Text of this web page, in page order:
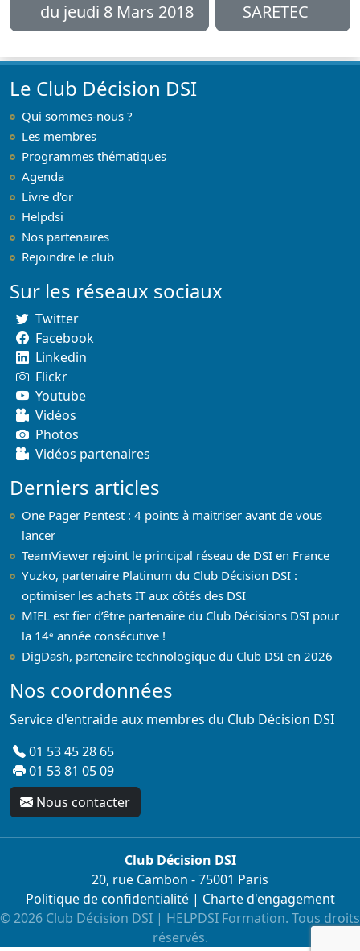
du jeudi 8 Mars 2018
SARETEC
Le Club Décision DSI
Qui sommes-nous ?
Les membres
Programmes thématiques
Agenda
Livre d'or
Helpdsi
Nos partenaires
Rejoindre le club
Sur les réseaux sociaux
Twitter
Facebook
Linkedin
Flickr
Youtube
Vidéos
Photos
Vidéos partenaires
Derniers articles
One Pager Pentest : 4 points à maitriser avant de vous
lancer
TeamViewer rejoint le principal réseau de DSI en France
Yuzko, partenaire Platinum du Club Décision DSI :
optimiser les achats IT aux côtés des DSI
MIEL est fier d’être partenaire du Club Décisions DSI pour
la 14ᵉ année consécutive !
DigDash, partenaire technologique du Club DSI en 2026
Nos coordonnées
Service d'entraide aux membres du Club Décision DSI
01 53 45 28 65
01 53 81 05 09
Nous contacter
Club Décision DSI
20, rue Cambon - 75001 Paris
Politique de confidentialité| Charte d'engagement
© 2026 Club Décision DSI | HELPDSI Formation. Tous droits
réservés.